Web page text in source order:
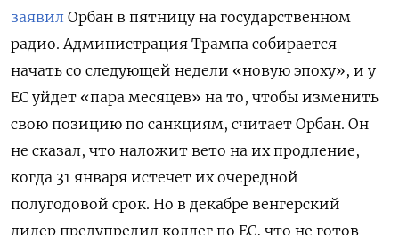
заявил Орбан в пятницу на государственном
радио. Администрация Трампа собирается
начать со следующей недели «новую эпоху», и у
ЕС уйдет «пара месяцев» на то, чтобы изменить
свою позицию по санкциям, считает Орбан. Он
не сказал, что наложит вето на их продление,
когда 31 января истечет их очередной
полугодовой срок. Но в декабре венгерский
лидер предупредил коллег по ЕС, что не готов